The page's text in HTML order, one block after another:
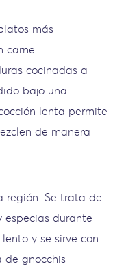
más
carne
cocinadas a
bajo una
lenta permite
de manera
Se trata de
durante
y se sirve con
de gnocchis